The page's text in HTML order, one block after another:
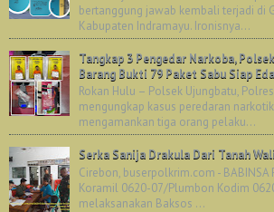
bertanggung jawab kembali terjadi di
Kabupaten Indramayu. Ironisnya...
Tangkap 3 Pengedar Narkoba,
Barang Bukti 79 Paket Sabu Siap
Rokan Hulu – Polsek Ujungbatu,
mengungkap kasus peredaran
mengamankan tiga orang pelaku...
Serka Sanija Drakula Dari Tanah
Cirebon, buserpolkrim.com - BABINSA
Koramil 0620-07/Plumbon Kodim
melaksanakan Baksos ...